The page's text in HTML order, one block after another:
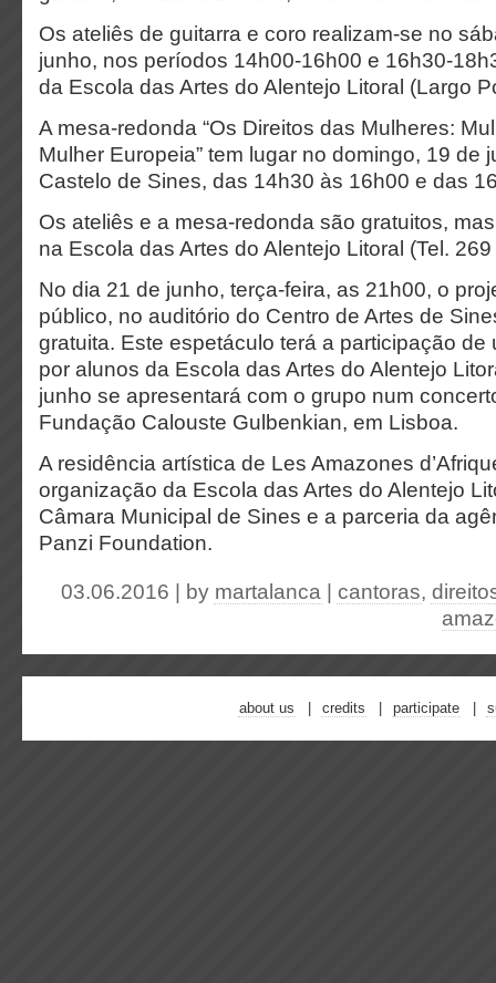
Os ateliês de guitarra e coro realizam-se no
junho, nos períodos 14h00-16h00 e 16h30-
da Escola das Artes do Alentejo Litoral (Largo
A mesa-redonda “Os Direitos das Mulheres:
Mulher Europeia” tem lugar no domingo, 19 de
Castelo de Sines, das 14h30 às 16h00 e das
Os ateliês e a mesa-redonda são gratuitos,
na Escola das Artes do Alentejo Litoral (Tel.
No dia 21 de junho, terça-feira, as 21h00, o
público, no auditório do Centro de Artes de
gratuita. Este espetáculo terá a participação de
por alunos da Escola das Artes do Alentejo
junho se apresentará com o grupo num
Fundação Calouste Gulbenkian, em Lisboa.
A residência artística de Les Amazones
organização da Escola das Artes do Alentejo
Câmara Municipal de Sines e a parceria da
Panzi Foundation.
03.06.2016 | by martalanca cantoras,
about us credits participate